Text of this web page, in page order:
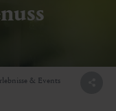
& Events